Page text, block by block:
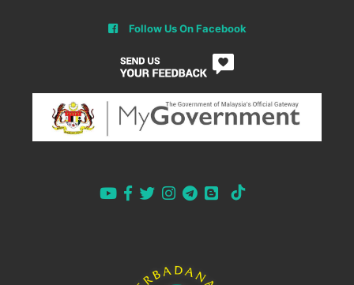
Follow Us On Facebook